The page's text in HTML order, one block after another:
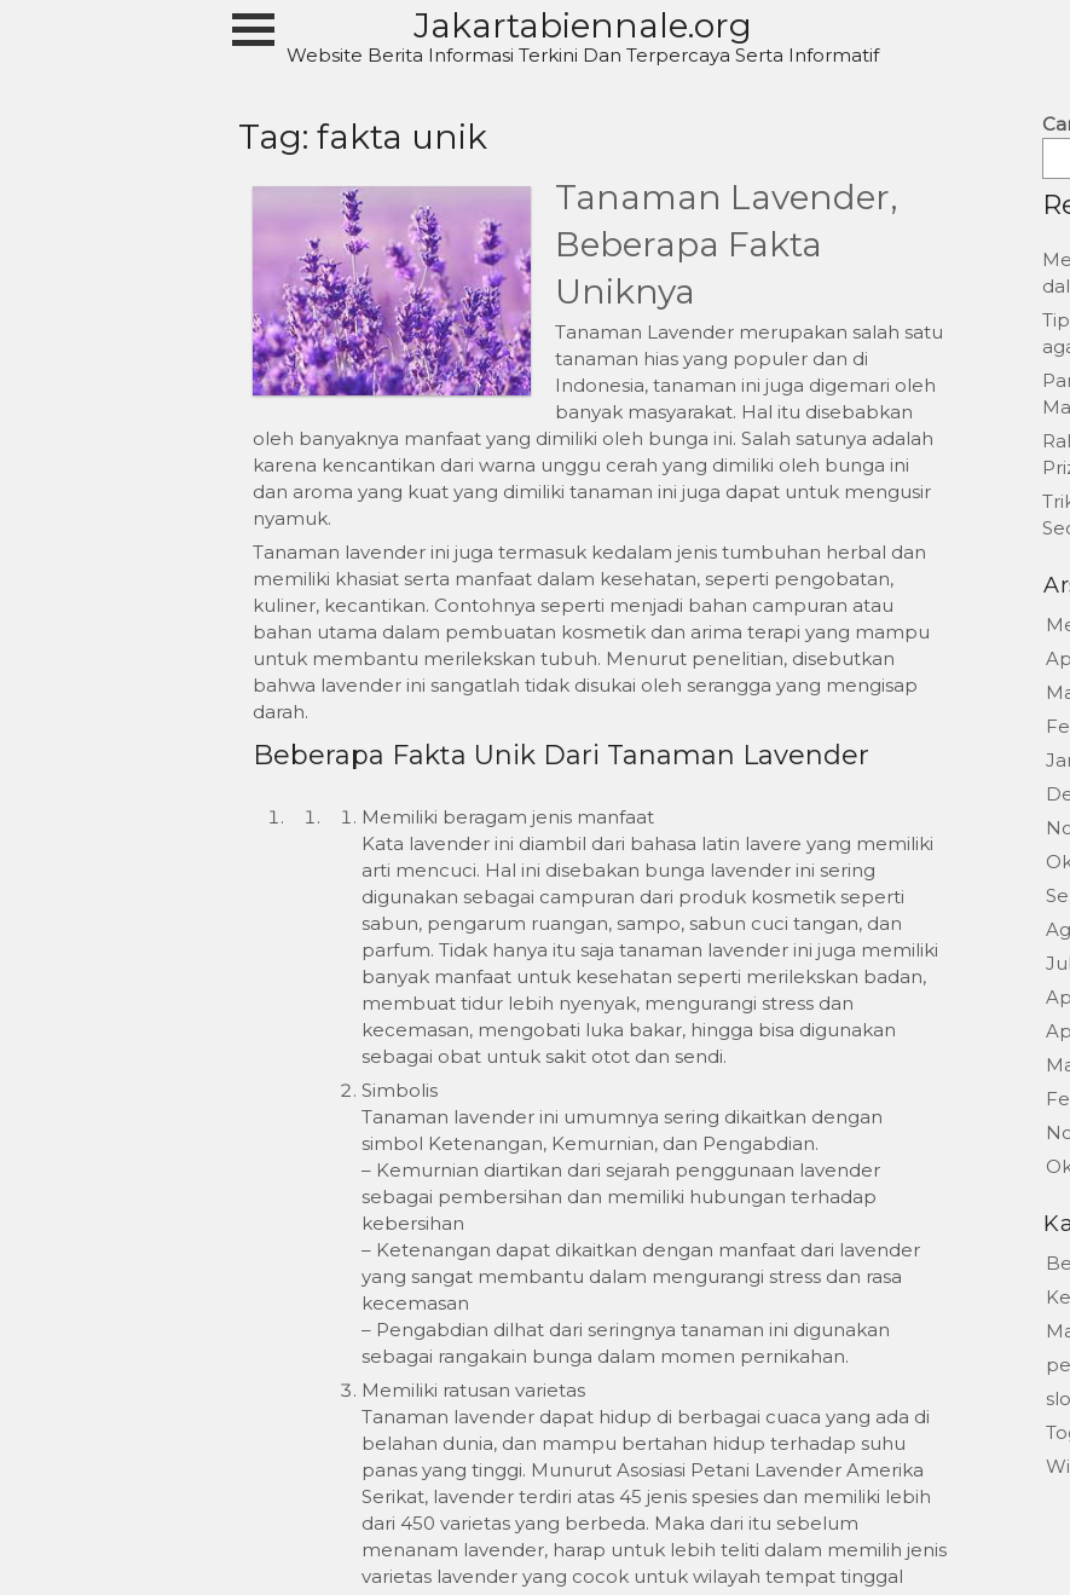
Jakartabiennale.org
Website Berita Informasi Terkini Dan Terpercaya Serta Informatif
Tag: fakta unik
Tanaman Lavender,
Beberapa Fakta
Uniknya
Tanaman Lavender merupakan salah satu
tanaman hias yang populer dan di
Indonesia, tanaman ini juga digemari oleh
banyak masyarakat. Hal itu disebabkan
oleh banyaknya manfaat yang dimiliki oleh bunga ini. Salah satunya adalah
karena kencantikan dari warna unggu cerah yang dimiliki oleh bunga ini
dan aroma yang kuat yang dimiliki tanaman ini juga dapat untuk mengusir
nyamuk.
Tanaman lavender ini juga termasuk kedalam jenis tumbuhan herbal dan
memiliki khasiat serta manfaat dalam kesehatan, seperti pengobatan,
kuliner, kecantikan. Contohnya seperti menjadi bahan campuran atau
bahan utama dalam pembuatan kosmetik dan arima terapi yang mampu
untuk membantu merilekskan tubuh. Menurut penelitian, disebutkan
bahwa lavender ini sangatlah tidak disukai oleh serangga yang mengisap
darah.
Beberapa Fakta Unik Dari Tanaman Lavender
Memiliki beragam jenis manfaat
Kata lavender ini diambil dari bahasa latin lavere yang memiliki
arti mencuci. Hal ini disebakan bunga lavender ini sering
digunakan sebagai campuran dari produk kosmetik seperti
sabun, pengarum ruangan, sampo, sabun cuci tangan, dan
parfum. Tidak hanya itu saja tanaman lavender ini juga memiliki
banyak manfaat untuk kesehatan seperti merilekskan badan,
membuat tidur lebih nyenyak, mengurangi stress dan
kecemasan, mengobati luka bakar, hingga bisa digunakan
sebagai obat untuk sakit otot dan sendi.
Simbolis
Tanaman lavender ini umumnya sering dikaitkan dengan
simbol Ketenangan, Kemurnian, dan Pengabdian.
– Kemurnian diartikan dari sejarah penggunaan lavender
sebagai pembersihan dan memiliki hubungan terhadap
kebersihan
– Ketenangan dapat dikaitkan dengan manfaat dari lavender
yang sangat membantu dalam mengurangi stress dan rasa
kecemasan
– Pengabdian dilhat dari seringnya tanaman ini digunakan
sebagai rangakain bunga dalam momen pernikahan.
Memiliki ratusan varietas
Tanaman lavender dapat hidup di berbagai cuaca yang ada di
belahan dunia, dan mampu bertahan hidup terhadap suhu
panas yang tinggi. Munurut Asosiasi Petani Lavender Amerika
Serikat, lavender terdiri atas 45 jenis spesies dan memiliki lebih
dari 450 varietas yang berbeda. Maka dari itu sebelum
menanam lavender, harap untuk lebih teliti dalam memilih jenis
varietas lavender yang cocok untuk wilayah tempat tinggal